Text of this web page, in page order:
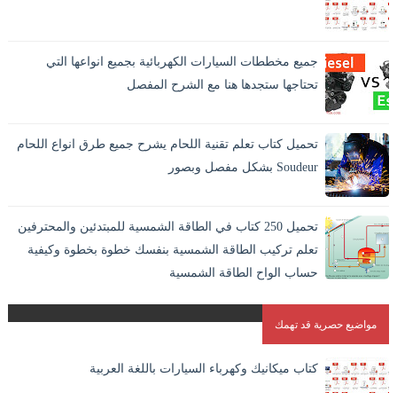
جميع مخططات السيارات الكهربائية بجميع انواعها التي
تحتاجها ستجدها هنا مع الشرح المفصل
تحميل كتاب تعلم تقنية اللحام يشرح جميع طرق انواع اللحام
Soudeur بشكل مفصل وبصور
المستقرة لاندم...تحميل 250 كتاب في الطاقة الشمسية للمبتدئين والمحترفين
تعلم تركيب الطاقة الشمسية بنفسك خطوة بخطوة وكيفية
حساب الواح الطاقة الشمسية
مواضيع حصرية قد تهمك
كتاب ميكانيك وكهرباء السيارات باللغة العربية